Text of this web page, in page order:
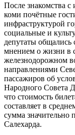
После знакомства с
коми почётные
инфраструктурой
социальные и
депутаты общались
мнением о жизни в
железнодорожном
направлениями
пассажиров об
Народного Совета
что стоимость
составляет в
сумма значительно
Салехарда.